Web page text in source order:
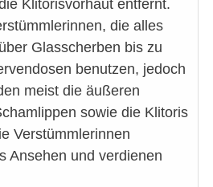
Klitorisvorhaut entfernt.
die alles
Glasscherben bis zu
benutzen, jedoch
meist die äußeren
sowie die Klitoris
Verstümmlerinnen
Ansehen und verdienen